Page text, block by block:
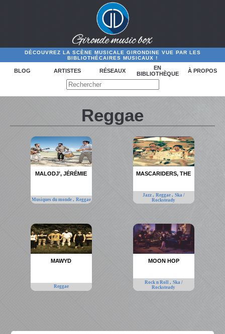
DÉCOUVREZ LA SCÈNE MUSICALE GIRONDINE VUE PAR LES
BIBLIOTHÉCAIRES MUSICAUX !
BLOG ARTISTES RÉSEAUX
EN
BIBLIOTHÈQUE
À PROPOS
Reggae
MALODJ’, JÉRÉMIE
Musiques du monde , Reggae
MASCARIDERS, THE
Jazz , Reggae , Ska /
Rocksteady
MAWYD
Reggae
MOON HOP
Rock n Roll , Ska /
Rocksteady